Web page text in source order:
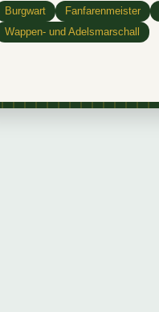
Burgwart Fanfarenmeister
Wappen- und Adelsmarschall